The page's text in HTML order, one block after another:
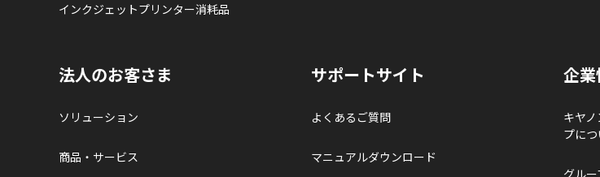
インクジェットプリンター消耗品
法人のお客さま
ソリューション
商品・サービス
サポートサイト
よくあるご質問
マニュアルダウンロード
企
キヤ
プにつ
グル